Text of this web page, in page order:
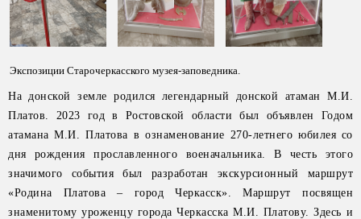
Экспозиции Старочеркасского музея-заповедника.
На донской земле родился легендарный донской атаман М.И.
Платов. 2023 год в Ростовской области был объявлен Годом
атамана М.И. Платова в ознаменование 270-летнего юбилея со
дня рождения прославленного военачальника. В честь этого
значимого события был разработан экскурсионный маршрут
«Родина Платова – город Черкасск». Маршрут посвящен
знаменитому уроженцу города Черкасска М.И. Платову. Здесь и